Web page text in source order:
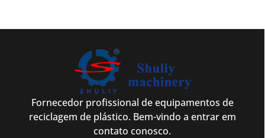
Fornecedor profissional de equipamentos de
reciclagem de plástico. Bem-vindo a entrar em
contato conosco.